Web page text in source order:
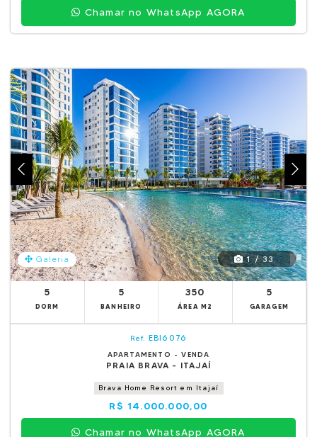
Chamar no WhatsApp AGORA
Galeria 1 / 33
5
DORM
5
BANHEIRO
350
ÁREA M2
5
GARAGEM
Ref. EBI6076
APARTAMENTO - VENDA
PRAIA BRAVA - ITAJAÍ
Brava Home Resort em Itajaí
R$ 14.000.000,00
Chamar no WhatsApp AGORA